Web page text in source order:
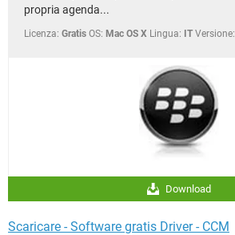
propria agenda...
Licenza: Gratis OS: Mac OS X Lingua: IT Versione:
Download
Scaricare - Software gratis Driver - CCM